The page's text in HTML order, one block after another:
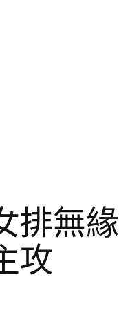
排無
攻